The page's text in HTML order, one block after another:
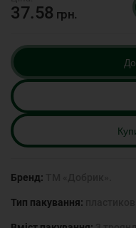
37.58 грн.
Бренд:
Тип пакування: